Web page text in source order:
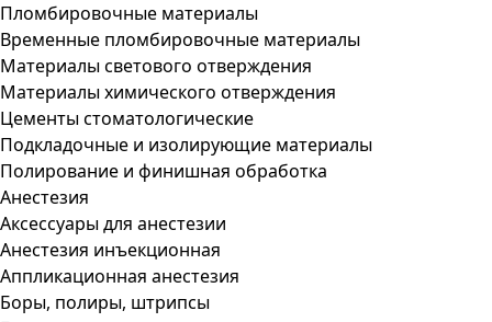
Пломбировочные материалы
Временные пломбировочные материалы
Материалы светового отверждения
Материалы химического отверждения
Цементы стоматологические
Подкладочные и изолирующие материалы
Полирование и финишная обработка
Анестезия
Аксессуары для анестезии
Анестезия инъекционная
Аппликационная анестезия
Боры, полиры, штрипсы